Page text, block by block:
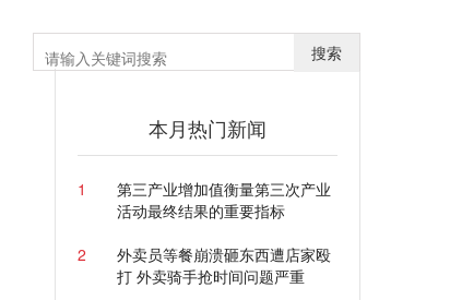
搜索
本月热门新闻
1
第三产业增加值衡量第三次产业
活动最终结果的重要指标
2
外卖员等餐崩溃砸东西遭店家殴
打 外卖骑手抢时间问题严重